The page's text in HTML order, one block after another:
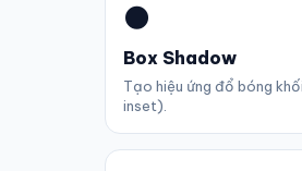
🌑
Box Shadow
Tạo hiệu ứng đổ bóng
inset).